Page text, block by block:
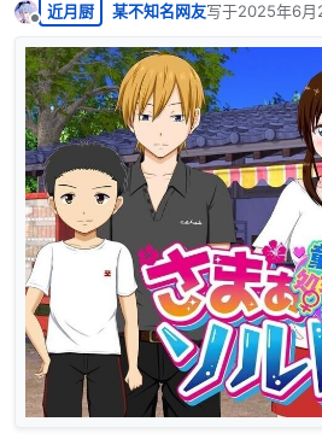
离线
近月厨 某不知名网友写于2025年6月
最后由 编辑